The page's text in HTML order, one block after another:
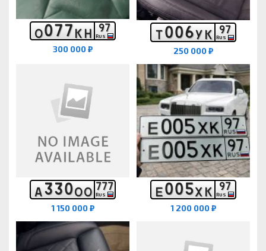
О077КН 97
RUS
300 000 ₽
Т006УК 97
RUS
250 000 ₽
А330ОО 777
RUS
1 150 000 ₽
Е005ХК 97
RUS
1 200 000 ₽